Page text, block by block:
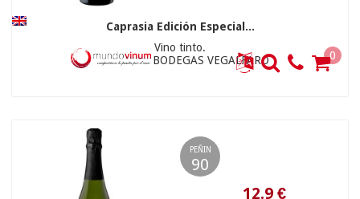
Caprasia Edición Especial...
Vino tinto.
VIÑEDOS & BODEGAS VEGALFARO
PEÑIN
90
€
0